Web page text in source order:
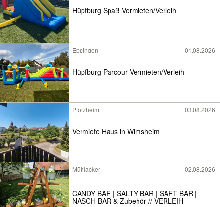
Hüpfburg Spaß Vermieten/Verleih
Eppingen 01.08.2026
Hüpfburg Parcour Vermieten/Verleih
Pforzheim 03.08.2026
Vermiete Haus in Wimsheim
Mühlacker 02.08.2026
CANDY BAR | SALTY BAR | SAFT BAR |
NASCH BAR & Zubehör // VERLEIH